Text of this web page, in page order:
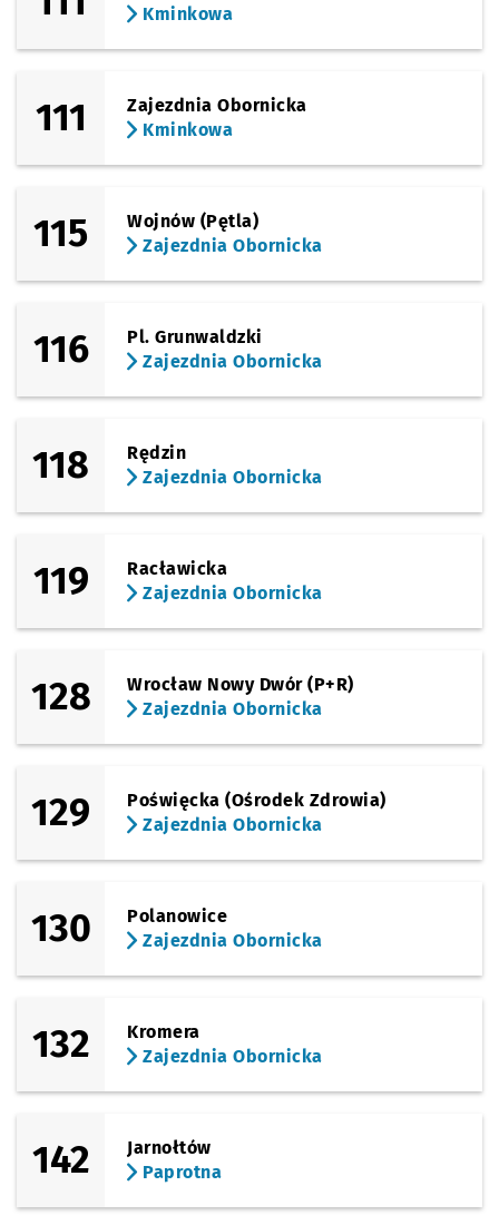
Kminkowa
111
Zajezdnia Obornicka
Kminkowa
115
Wojnów (Pętla)
Zajezdnia Obornicka
116
Pl. Grunwaldzki
Zajezdnia Obornicka
118
Rędzin
Zajezdnia Obornicka
119
Racławicka
Zajezdnia Obornicka
128
Wrocław Nowy Dwór (P+R)
Zajezdnia Obornicka
129
Poświęcka (Ośrodek Zdrowia)
Zajezdnia Obornicka
130
Polanowice
Zajezdnia Obornicka
132
Kromera
Zajezdnia Obornicka
142
Jarnołtów
Paprotna